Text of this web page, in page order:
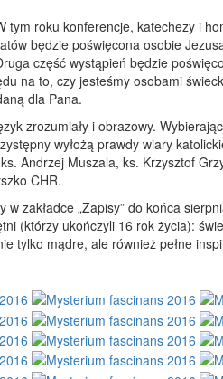
roku konferencje, katechezy i
będzie poświęcona osobie
część wystąpień będzie
na to, czy jesteśmy osobami
dla Pana.
zrozumiały i obrazowy.
wyłożą prawdy wiary
Andrzej Muszala, ks. Krzysztof
CHR.
zakładce „Zapisy” do końca
(którzy ukończyli 16 rok życia):
tylko mądre, ale również pełne